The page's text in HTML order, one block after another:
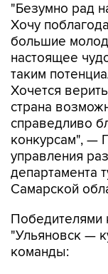
"Безумно рад
Хочу
большие
настоящее
таким
Хочется
страна
справедливо
конкурсам", —
управления
департамента
Самарской
Победителями
"Ульяновск —
команды: